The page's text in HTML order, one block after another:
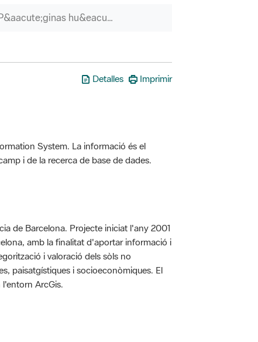
P&aacute;ginas hu&eacute;rfanas
Detalles Imprimir
System. La informació és el
i de la recerca de base de dades.
de Barcelona. Projecte iniciat l'any 2001
amb la finalitat d'aportar informació i
i valoració dels sòls no
paisatgístiques i socioeconòmiques. El
ArcGis.